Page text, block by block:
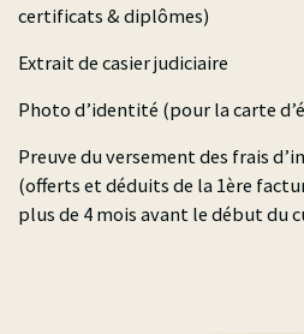
certificats & diplômes)
Extrait de casier judiciaire
Photo d’identité (pour la carte
Preuve du versement des frais
(offerts et déduits de la 1ère
plus de 4 mois avant le début du